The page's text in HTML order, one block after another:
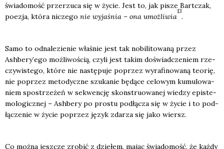
świa­do­mość prze­rzu­ca się w życie. Jest to, jak pisze Bart­czak,
poezja, któ­ra nicze­go nie wyja­śnia – ona umoż­li­wia
13
.
Samo to odna­le­zie­nie wła­śnie jest tak nobi­li­to­wa­ną przez
Ashbery’ego moż­li­wo­ścią, czy­li jest takim doświad­cze­niem rze­
czy­wi­ste­go, któ­re nie nastę­pu­je poprzez wyra­fi­no­wa­ną teo­rię,
nie poprzez meto­dycz­ne szu­ka­nie będą­ce celo­wym kumu­lo­wa­
niem spo­strze­żeń w sekwen­cję skon­stru­owa­nej wie­dzy epi­ste­
mo­lo­gicz­nej – Ash­be­ry po pro­stu pod­łą­cza się w życie i to pod­
łą­cze­nie w życie poprzez język zda­rza się jako wiersz.
Co moż­na jesz­cze zro­bić z dzie­łem, mając świa­do­mość, że każ­dy